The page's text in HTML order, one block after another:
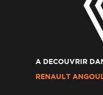
A DECOUVRIR
RENAULT